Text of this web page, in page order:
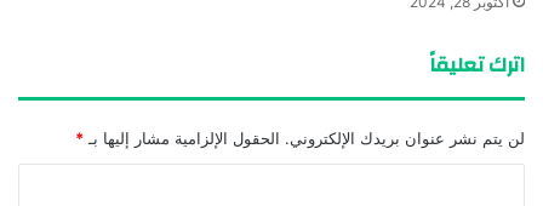
اترك تعليقاً
لن يتم نشر عنوان بريدك الإلكتروني. الحقول الإلزامية مشار إليها بـ *